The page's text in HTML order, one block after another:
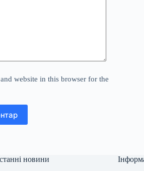
website in this browser for the
новини